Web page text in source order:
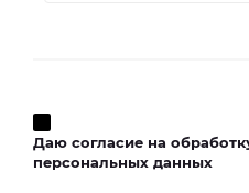
Даю согласие на
персональных данных